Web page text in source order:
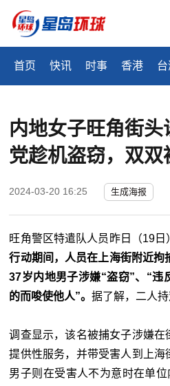
首页 快讯 时事 香港
内地女子旺角街
党趁机盗窃，双双
2024-03-20 16:25 生成海报
旺角警区特遣队人员昨日（19日
行动期间，人员在上海街附近拘
37岁内地男子涉嫌“盗窃”、“违
的而唆使他人”。据了解，二人持
调查显示，该名被捕女子涉嫌
提供性服务，并带受害人到上
男子则在受害人不为意时在单